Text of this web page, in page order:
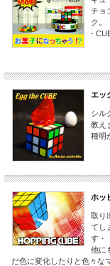
チョ
ク。
-
エッ
シル
教え
種明
ホッ
取り
てし
す・
他に
だ色に変化したりと色々な